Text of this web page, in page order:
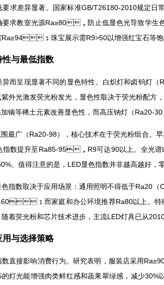
求差异显著。国家标准GB/T26180-2010规定
求教室光源Ra≥80，防止低显色光导致学生色
Ra≥94；珠宝展示需R9>50以增强红宝石等饱和色
性与最低指数
而呈现显著不同的显色特性。白炽灯和卤钨灯（
光激发荧光粉发光，显色性取决于荧光粉配方
等稀土元素改善显色性，而高压钠灯（Ra20-30
广（Ra20-98），核心技术在于荧光粉组合
指数提升至Ra85-95，R9可达90以上。全光谱
。值得注意的是，LED显色指数并非越高越好
指数取决于应用场景：通用照明不得低于Ra20（
；而家庭和办公环境推荐Ra80以上。特
，随着荧光粉和芯片技术进步，主流LED灯具
用与选择策略
数直接影响消费行为。研究表明，服装店采
灯光能增强肉类鲜红感和蔬果翠绿感，减少30%以